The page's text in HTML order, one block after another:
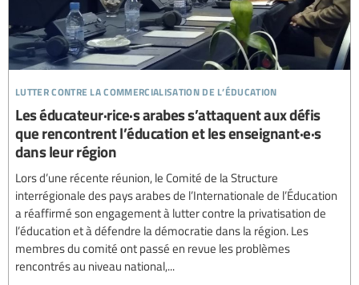
lutter contre la commercialisation de l’éducation
Les éducateur·rice·s arabes s’attaquent aux défis
que rencontrent l’éducation et les enseignant·e·s
dans leur région
Lors d’une récente réunion, le Comité de la Structure
interrégionale des pays arabes de l’Internationale de l’Éducation
a réaffirmé son engagement à lutter contre la privatisation de
l’éducation et à défendre la démocratie dans la région. Les
membres du comité ont passé en revue les problèmes
rencontrés au niveau national,...